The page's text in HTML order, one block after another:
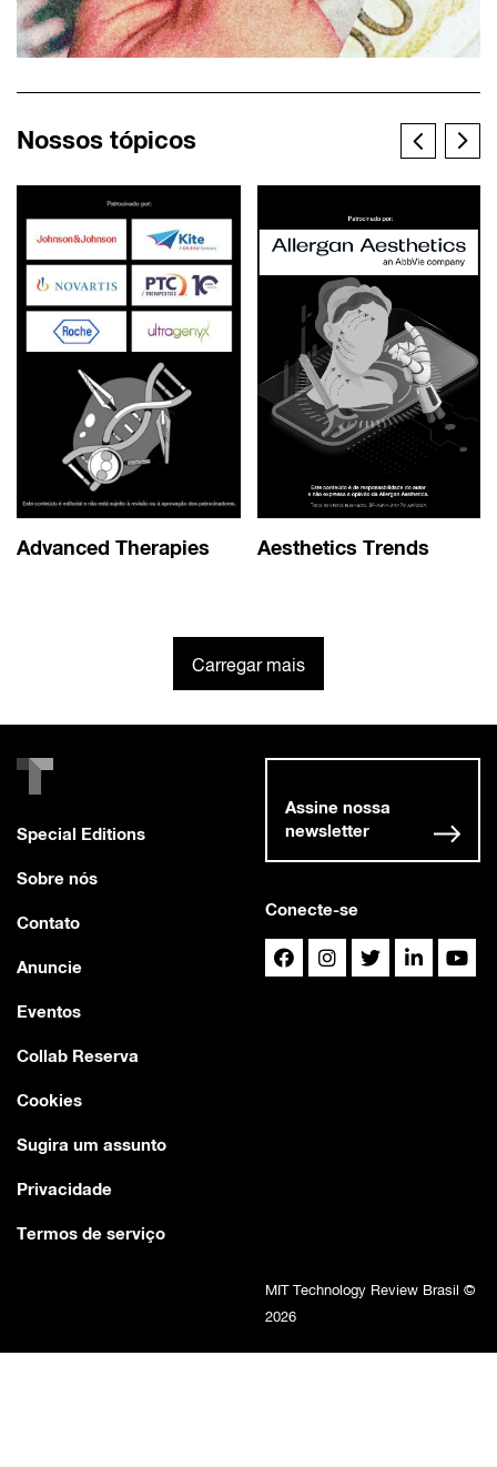
Nossos tópicos
Advanced Therapies Aesthetics Trends
Carregar mais
Special Editions
Sobre nós
Contato
Anuncie
Eventos
Collab Reserva
Cookies
Sugira um assunto
Privacidade
Termos de serviço
Conecte-se
Assine nossa
newsletter
MIT Technology Review Brasil ©
2026